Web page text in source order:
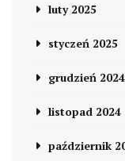
luty 2025
styczeń 2025
grudzień 2024
listopad 2024
październik